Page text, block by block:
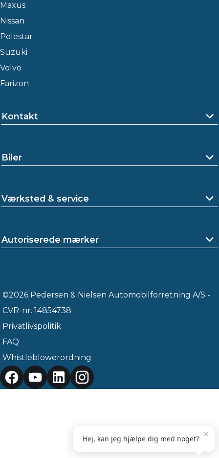
Maxus
Nissan
Polestar
Suzuki
Volvo
Farizon
Kontakt
Biler
Værksted & service
Autoriserede mærker
©2026 Pedersen & Nielsen Automobilforretning A/S -
CVR-nr. 14854738
Privatlivspolitik
FAQ
Whistleblowerordning